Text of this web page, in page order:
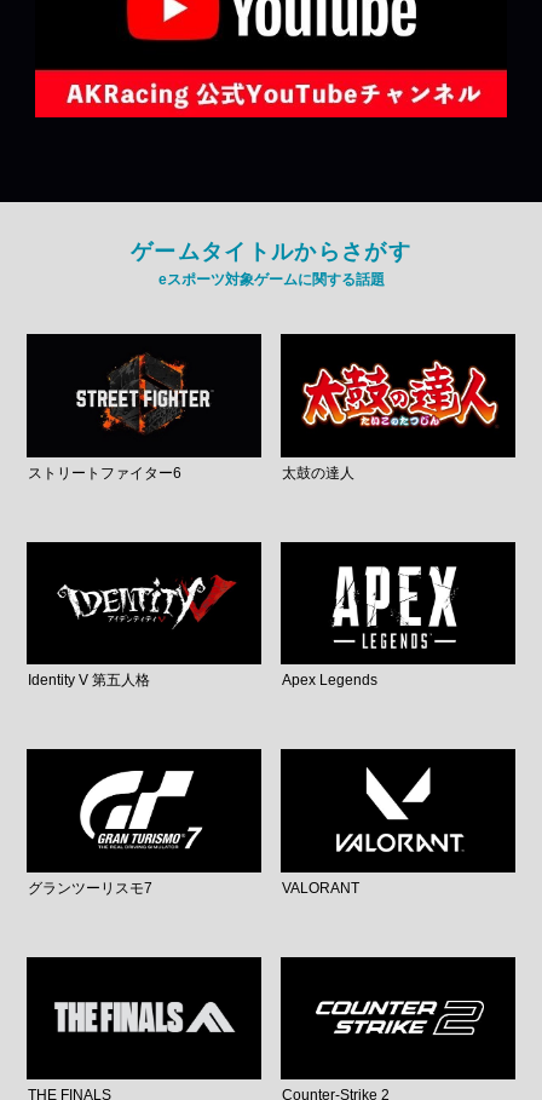
ゲームタイトルからさがす
eスポーツ対象ゲームに関する話題
ストリートファイター6 太鼓の達人
Identity V 第五人格 Apex Legends
グランツーリスモ7 VALORANT
THE FINALS Counter-Strike 2